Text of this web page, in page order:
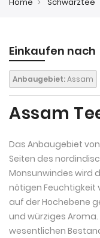
Home Schwarztee
Einkaufen nach
Anbaugebiet:Assam
Assam
Das Anbaugebiet von
Seiten des
Monsunwindes wird
nötigen Feuchtigkeit
auf der Hochebene
und würziges
wesentlichen